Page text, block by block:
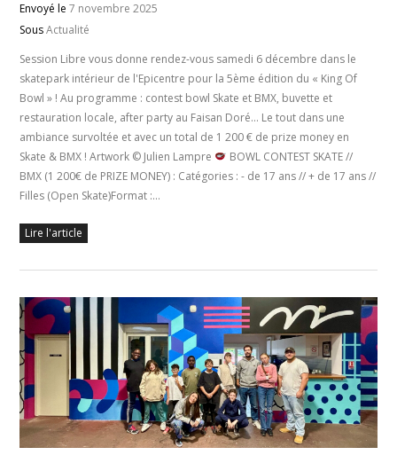
Envoyé le7 novembre 2025
SousActualité
Session Libre vous donne rendez-vous samedi 6 décembre dans le
skatepark intérieur de l'Epicentre pour la 5ème édition du « King Of
Bowl » ! Au programme : contest bowl Skate et BMX, buvette et
restauration locale, after party au Faisan Doré… Le tout dans une
ambiance survoltée et avec un total de 1 200 € de prize money en
Skate & BMX ! Artwork © Julien Lampre
BOWL CONTEST SKATE //
BMX (1 200€ de PRIZE MONEY) : Catégories : - de 17 ans // + de 17 ans //
Filles (Open Skate)Format :…
Lire l'article